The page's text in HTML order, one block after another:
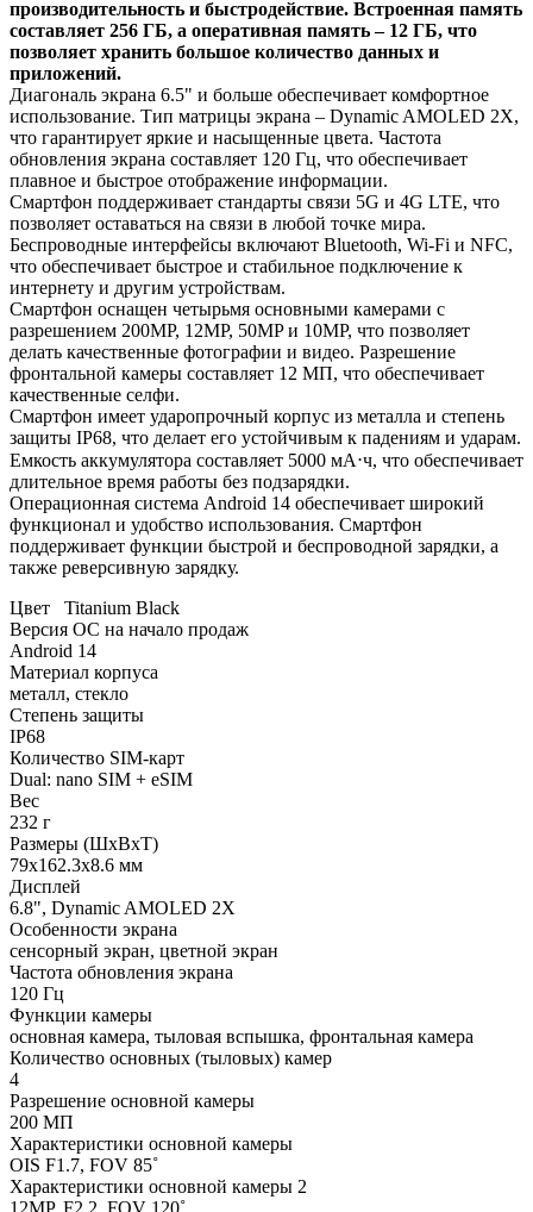
производительность и быстродействие. Встроенная память
составляет 256 ГБ, а оперативная память – 12 ГБ, что
позволяет хранить большое количество данных и
приложений.
Диагональ экрана 6.5" и больше обеспечивает комфортное
использование. Тип матрицы экрана – Dynamic AMOLED 2X,
что гарантирует яркие и насыщенные цвета. Частота
обновления экрана составляет 120 Гц, что обеспечивает
плавное и быстрое отображение информации.
Смартфон поддерживает стандарты связи 5G и 4G LTE, что
позволяет оставаться на связи в любой точке мира.
Беспроводные интерфейсы включают Bluetooth, Wi-Fi и NFC,
что обеспечивает быстрое и стабильное подключение к
интернету и другим устройствам.
Смартфон оснащен четырьмя основными камерами с
разрешением 200MP, 12MP, 50MP и 10MP, что позволяет
делать качественные фотографии и видео. Разрешение
фронтальной камеры составляет 12 МП, что обеспечивает
качественные селфи.
Смартфон имеет ударопрочный корпус из металла и степень
защиты IP68, что делает его устойчивым к падениям и ударам.
Емкость аккумулятора составляет 5000 мА⋅ч, что обеспечивает
длительное время работы без подзарядки.
Операционная система Android 14 обеспечивает широкий
функционал и удобство использования. Смартфон
поддерживает функции быстрой и беспроводной зарядки, а
также реверсивную зарядку.
Цвет Titanium Black
Версия ОС на начало продаж
Android 14
Материал корпуса
металл, стекло
Степень защиты
IP68
Количество SIM-карт
Dual: nano SIM + eSIM
Вес
232 г
Размеры (ШxВxТ)
79x162.3x8.6 мм
Дисплей
6.8", Dynamic AMOLED 2X
Особенности экрана
сенсорный экран, цветной экран
Частота обновления экрана
120 Гц
Функции камеры
основная камера, тыловая вспышка, фронтальная камера
Количество основных (тыловых) камер
4
Разрешение основной камеры
200 МП
Характеристики основной камеры
OIS F1.7, FOV 85˚
Характеристики основной камеры 2
12MP, F2.2, FOV 120˚